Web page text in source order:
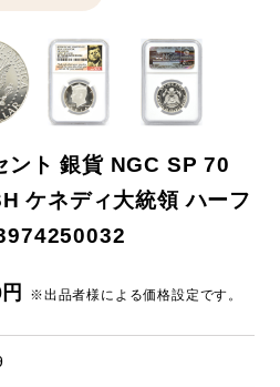
ント 銀貨 NGC SP 70
ケネディ大統領 ハーフ
※出品者様による価格設定です。